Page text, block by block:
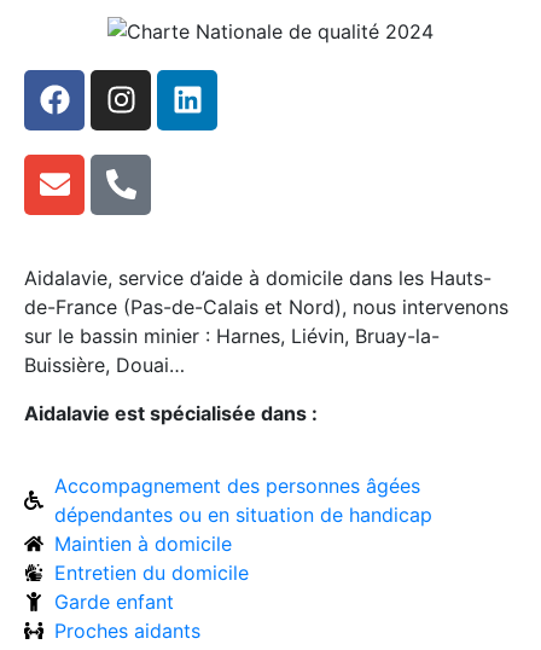
Aidalavie, service d’aide à domicile dans les Hauts-
de-France (Pas-de-Calais et Nord), nous intervenons
sur le bassin minier : Harnes, Liévin, Bruay-la-
Buissière, Douai…
Aidalavie est spécialisée dans :
Accompagnement des personnes âgées
dépendantes ou en situation de handicap
Maintien à domicile
Entretien du domicile
Garde enfant
Proches aidants